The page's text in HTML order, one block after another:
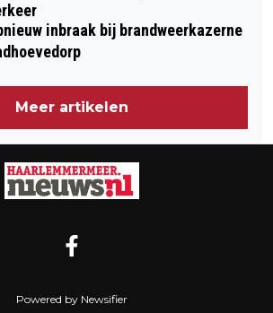
inbraak bij brandweerkazerne
Meer artikelen
Powered by Newsifier